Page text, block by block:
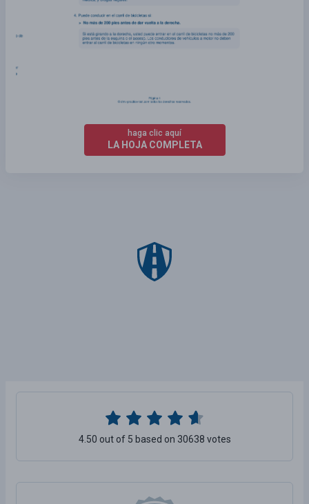
4.50 out of 5 based on 30638 votes
haga clic aquí
LA HOJA COMPLETA